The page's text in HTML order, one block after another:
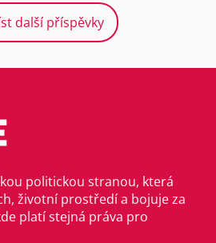
další příspěvky
politickou stranou, která
životní prostředí a bojuje za
platí stejná práva pro